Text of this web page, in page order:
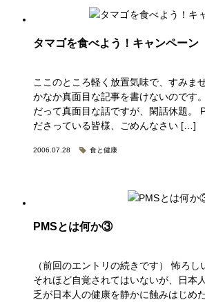
タマゴを食べよう！キャンペーン
ここのところ軽く放置気味で、すみま
かなか真面目な記事を書けないのです
だって真面目な話ですが、閑話休題。
ださっている皆様、ごめんなさい […]
2006.07.28 食と健康
PMSとは何か③
（前回のエントリの続きです） 怖ろ
それほど自覚されてはいないが、日本
乏が日本人の健康を静かに蝕みはじめ